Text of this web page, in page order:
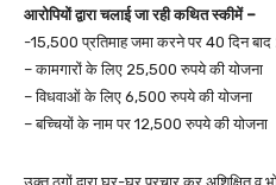
आरोपियों द्वारा चलाई जा रही कथित स्कीमें –
-15,500 प्रतिमाह जमा करने पर 40 दिन
– कामगारों के लिए 25,500 रुपये की योजना
– विधवाओं के लिए 6,500 रुपये की योजना
– बच्चियों के नाम पर 12,500 रुपये की योजना